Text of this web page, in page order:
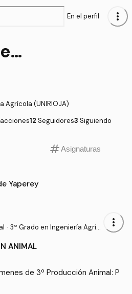
En el perfil more_vert
@Yaperey
Agrícola (UNIRIOJA)
12 Seguidores3 Siguiendo
tagAsignaturas
Yaperey
· 3º Grado en Ingeniería Agríc
more_vert
ANIMAL
de 3º Producción Animal: P